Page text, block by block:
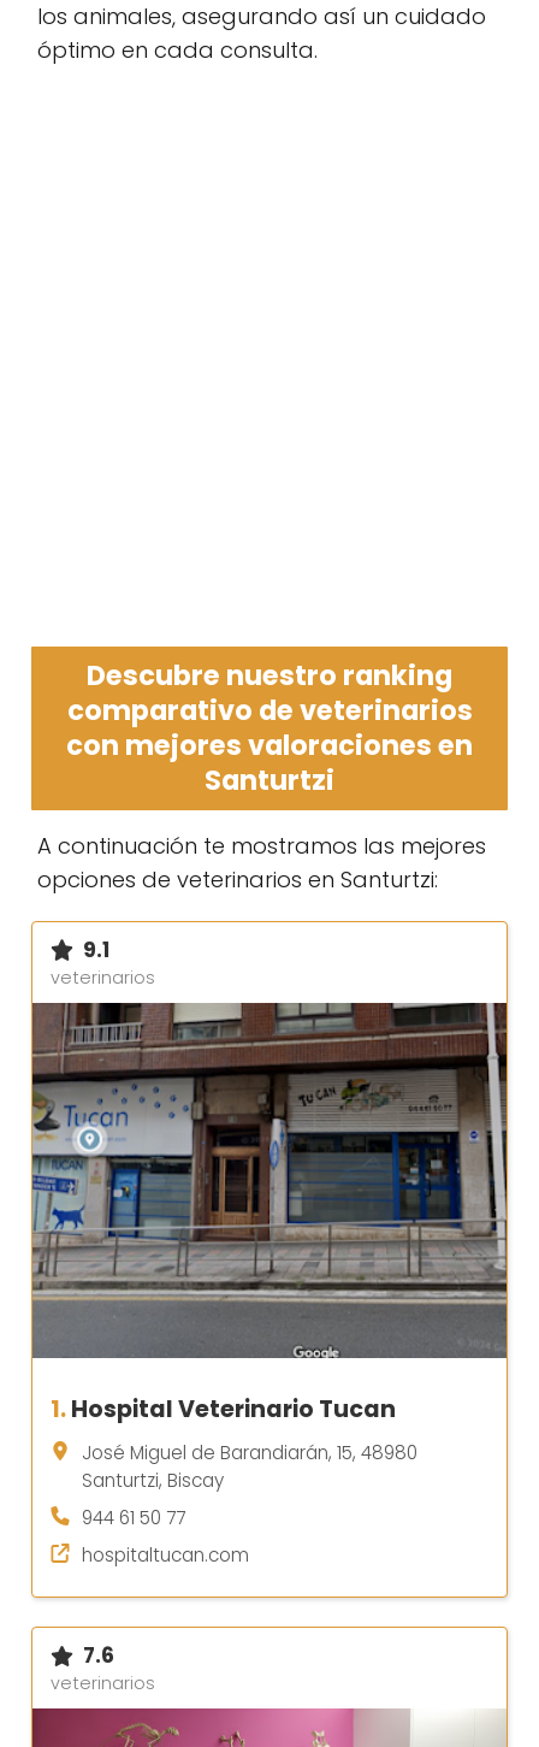
los animales, asegurando así un cuidado
óptimo en cada consulta.
Descubre nuestro ranking
comparativo de veterinarios
con mejores valoraciones en
Santurtzi
A continuación te mostramos las mejores
opciones de veterinarios en Santurtzi:
9.1
veterinarios
1.Hospital Veterinario Tucan
José Miguel de Barandiarán, 15, 48980
Santurtzi, Biscay
944 61 50 77
hospitaltucan.com
7.6
veterinarios